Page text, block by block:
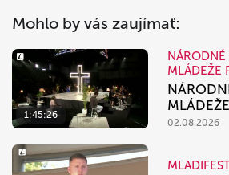
Mohlo by vás zaujímať:
1:45:26
NÁRODNÉ
MLÁDEŽE
02.08.2026